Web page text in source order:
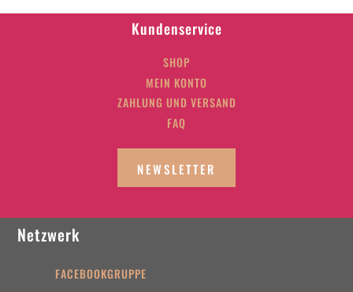
Kundenservice
SHOP
MEIN KONTO
ZAHLUNG UND VERSAND
FAQ
NEWSLETTER
Netzwerk
FACEBOOKGRUPPE